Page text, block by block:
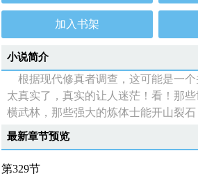
加入书架
小说简介
根据现代修真者调查，这可能是一个
太真实了，真实的让人迷茫！看！那
横武林，那些强大的炼体士能开山裂
最新章节预览
第329节